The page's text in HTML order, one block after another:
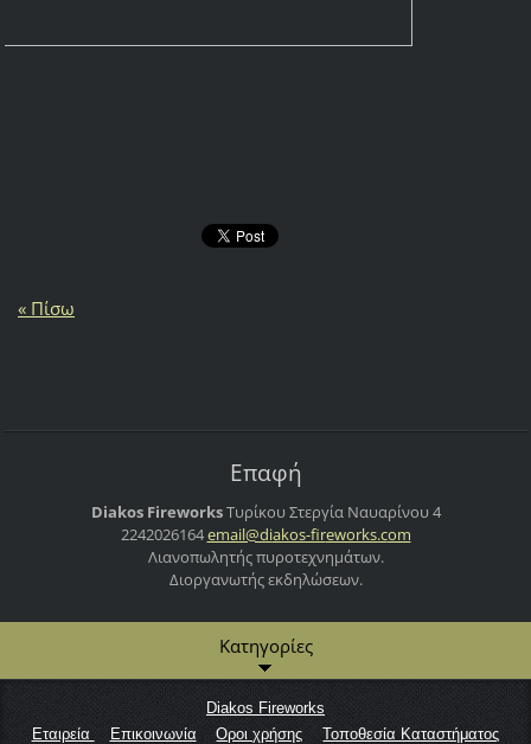
« Πίσω
Επαφή
Diakos FireworksΤυρίκου Στεργία Ναυαρίνου 4
2242026164email@diakos-fireworks.com
Λιανοπωλητής πυροτεχνημάτων.
Διοργανωτής εκδηλώσεων.
Κατηγορίες
Diakos Fireworks
Εταιρεία
Επικοινωνία Οροι χρήσης Τοποθεσία Καταστήματος